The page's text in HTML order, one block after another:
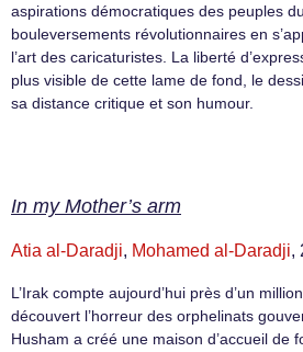
aspirations démocratiques des peuples
bouleversements révolutionnaires en
l’art des caricaturistes. La liberté
plus visible de cette lame de fond, le
sa distance critique et son humour.
In my Mother’s arm
Atia al-Daradji, Mohamed al-Daradji,
L’Irak compte aujourd’hui près d’un
découvert l’horreur des orphelinats
Husham a créé une maison d’accueil de